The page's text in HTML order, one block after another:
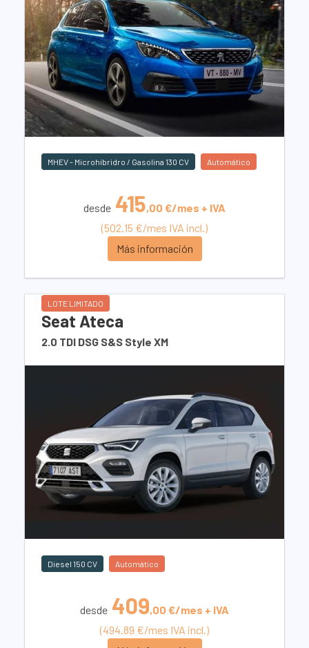
MHEV - Microhíbridro / Gasolina 130 CV Automático
desde 415,00 €/mes + IVA
(502.15 €/mes IVA incl.)
Más información
LOTE LIMITADO
Seat Ateca
2.0 TDI DSG S&S Style XM
Diesel 150 CV Automático
desde 409,00 €/mes + IVA
(494.89 €/mes IVA incl.)